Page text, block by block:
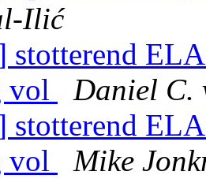
Ilić
stotterend
vol
Daniel C.
stotterend
vol
Mike